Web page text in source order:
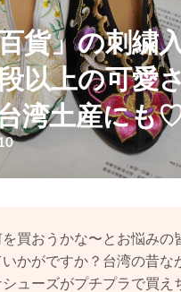
貨」の刺繍
以上の可愛
湾土産にも
買おうかな〜とお悩み
いかがですか？台湾の昔
ューズがプチプラで買え